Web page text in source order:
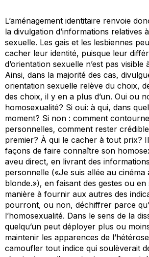
L’aménagement identitaire renvoie
la divulgation d’informations relatives
sexuelle. Les gais et les lesbiennes
cacher leur identité, puisque leur
d’orientation sexuelle n’est pas visible
Ainsi, dans la majorité des cas,
orientation sexuelle relève du choix,
des choix, il y en a plus d’un. Oui ou
homosexualité? Si oui: à qui, dans
moment? Si non : comment
personnelles, comment rester
premier? À qui le cacher à tout prix?
façons de faire connaître son
aveu direct, en livrant des
personnelle («Je suis allée au cinéma
blonde.»), en faisant des gestes ou en
manière à fournir aux autres des
pourront, ou non, déchiffrer parce
l’homosexualité. Dans le sens de la
quelqu’un peut déployer plus ou
maintenir les apparences de
camoufler tout indice qui soulèverait